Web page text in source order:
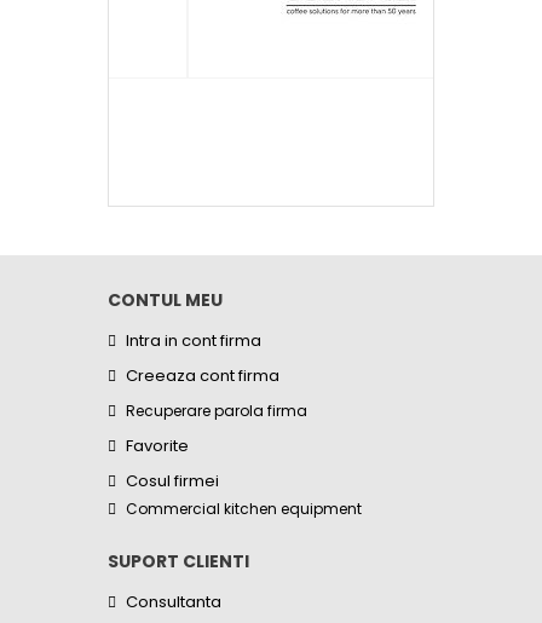
CONTUL MEU
Intra in cont firma
Creeaza cont firma
Recuperare parola firma
Favorite
Cosul firmei
Commercial kitchen equipment
SUPORT CLIENTI
Consultanta